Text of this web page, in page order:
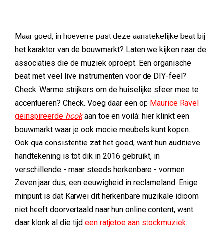
Maar goed, in hoeverre past deze aanstekelijke beat bij
het karakter van de bouwmarkt? Laten we kijken naar de
associaties die de muziek oproept. Een organische
beat met veel live instrumenten voor de DIY-feel?
Check. Warme strijkers om de huiselijke sfeer mee te
accentueren? Check. Voeg daar een op Maurice Ravel
geinspireerde hookaan toe en voilà: hier klinkt een
bouwmarkt waar je ook mooie meubels kunt kopen.
Ook qua consistentie zat het goed, want hun auditieve
handtekening is tot dik in 2016 gebruikt, in
verschillende - maar steeds herkenbare - vormen.
Zeven jaar dus, een eeuwigheid in reclameland. Enige
minpunt is dat Karwei dit herkenbare muzikale idioom
niet heeft doorvertaald naar hun online content, want
daar klonk al die tijd een ratjetoe aan stockmuziek.